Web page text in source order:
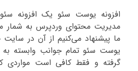
افزونه یوست سئو یک افزونه
مدیریت محتوای وردپرس به
ما پیشنهاد می‌کنیم از آن در سایت
یوست سئو تمام جوانب وابسته
گرفته و فقط کافی است مواردی